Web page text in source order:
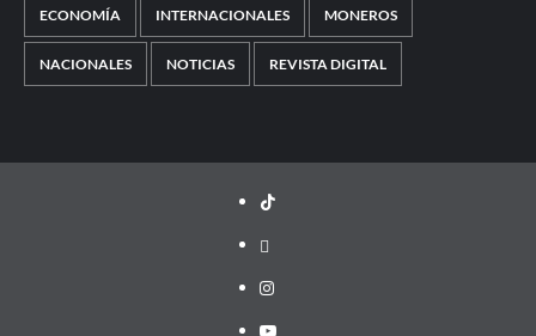
ECONOMÍA INTERNACIONALES MONEROS
NACIONALES NOTICIAS REVISTA DIGITAL
TikTok
threads
Instagram
Youtube